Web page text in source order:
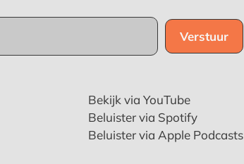
Bekijk via YouTube
Beluister via Spotify
Beluister via Apple Podcasts